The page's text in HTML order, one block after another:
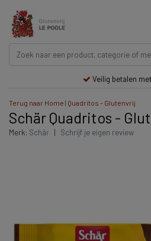
Veilig betalen
Terug naar Home | Quadritos - Glutenvrij
Schär Quadritos -
Merk: Schär | Schrijf je eigen review